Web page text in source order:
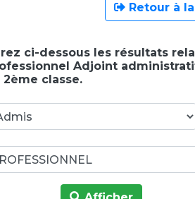
Retour à
ci-dessous les résultats
Adjoint
classe.